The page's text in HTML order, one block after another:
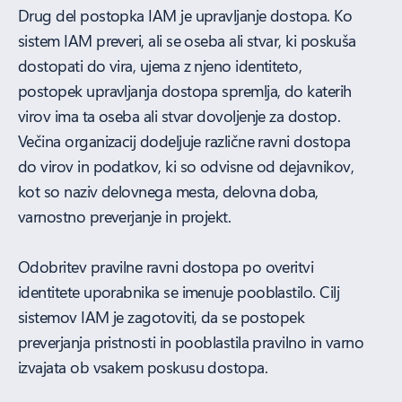
Drug del postopka IAM je upravljanje dostopa. Ko
sistem IAM preveri, ali se oseba ali stvar, ki poskuša
dostopati do vira, ujema z njeno identiteto,
postopek upravljanja dostopa spremlja, do katerih
virov ima ta oseba ali stvar dovoljenje za dostop.
Večina organizacij dodeljuje različne ravni dostopa
do virov in podatkov, ki so odvisne od dejavnikov,
kot so naziv delovnega mesta, delovna doba,
varnostno preverjanje in projekt.
Odobritev pravilne ravni dostopa po overitvi
identitete uporabnika se imenuje pooblastilo. Cilj
sistemov IAM je zagotoviti, da se postopek
preverjanja pristnosti in pooblastila pravilno in varno
izvajata ob vsakem poskusu dostopa.